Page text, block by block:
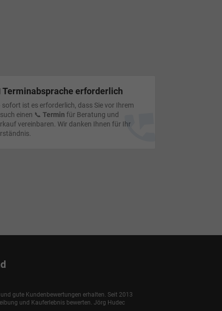
Terminabsprache erforderlich
sofort ist es erforderlich, dass Sie vor Ihrem
einen 📞Termin für Beratung und
vereinbaren. Wir danken Ihnen für Ihr
gute Kundenbewertungen erhalten. Seit 2013
und Kauferlebnis bewerten. Jörg Hudec